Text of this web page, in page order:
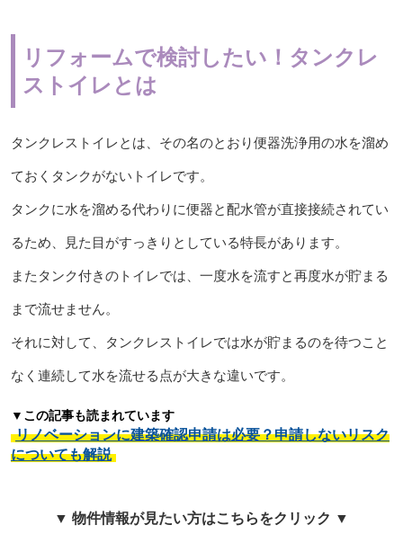
リフォームで検討したい！タンクレ
ストイレとは
タンクレストイレとは、その名のとおり便器洗浄用の水を溜め
ておくタンクがないトイレです。
タンクに水を溜める代わりに便器と配水管が直接接続されてい
るため、見た目がすっきりとしている特長があります。
またタンク付きのトイレでは、一度水を流すと再度水が貯まる
まで流せません。
それに対して、タンクレストイレでは水が貯まるのを待つこと
なく連続して水を流せる点が大きな違いです。
▼この記事も読まれています
リノベーションに建築確認申請は必要？申請しないリスク
についても解説
▼ 物件情報が見たい方はこちらをクリック ▼